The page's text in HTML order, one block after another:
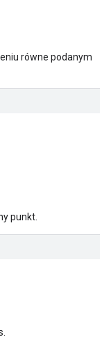
równe podanym
punkt.